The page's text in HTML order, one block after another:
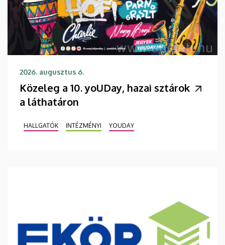
2026. augusztus 6.
Közeleg a 10. yoUDay, hazai sztárok
a láthatáron
HALLGATÓK INTÉZMÉNYI YOUDAY